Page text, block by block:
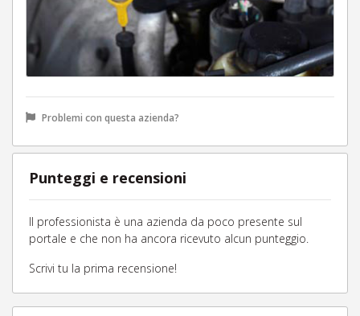
Problemi con questa azienda?
Punteggi e recensioni
Il professionista è una azienda da poco presente sul
portale e che non ha ancora ricevuto alcun punteggio.
Scrivi tu la prima recensione!